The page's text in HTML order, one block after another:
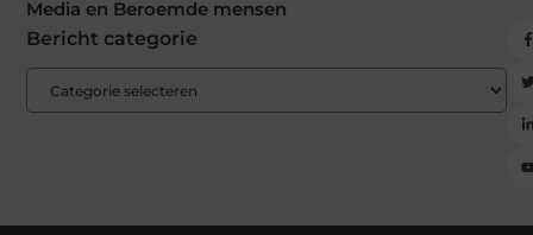
Media en Beroemde mensen
Bericht categorie